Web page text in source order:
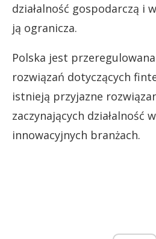
działalność gospodarczą i
ją ogranicza.
Polska jest
rozwiązań dotyczących
istnieją przyjazne
zaczynających działalność
innowacyjnych branżach.